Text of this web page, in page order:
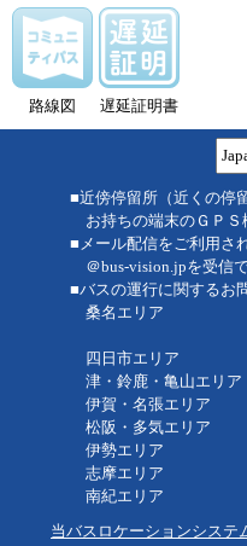
路線図 遅延証明書
■近傍停留所（近くの停
お持ちの端末のＧＰＳ
■メール配信をご利用さ
＠bus-vision.jpを受信
■バスの運行に関するお
桑名エリア ：桑
：八風バ
四日市エリア ：四
津・鈴鹿・亀山エリ
伊賀・名張エリア
松阪・多気エリア
伊勢エリア ：伊
志摩エリア ：志
南紀エリア ：南
当バスロケーションシステ